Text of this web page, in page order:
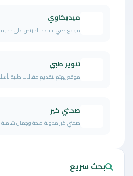
ميديكاوي
موقع طبي يساعد المريض على حجز
تنوير طبي
موقع يهتم بتقديم مقالات طبية
صحتي كير
صحتي كير مدونة صحة وجمال شاملة
بحث سريع